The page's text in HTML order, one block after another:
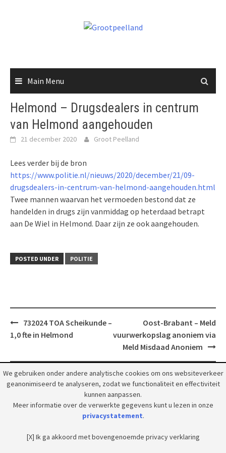
Main Menu
Helmond – Drugsdealers in centrum
van Helmond aangehouden
21 december 2020 Groot Peelland
Lees verder bij de bron
https://www.politie.nl/nieuws/2020/december/21/09-
drugsdealers-in-centrum-van-helmond-aangehouden.html
Twee mannen waarvan het vermoeden bestond dat ze
handelden in drugs zijn vanmiddag op heterdaad betrapt
aan De Wiel in Helmond. Daar zijn ze ook aangehouden.
POSTED UNDER POLITIE
Post
navigation
732024 TOA Scheikunde –
1,0 fte in Helmond
Oost-Brabant – Meld
vuurwerkopslag anoniem via
Meld Misdaad Anoniem
© 2018 Grootpeelland. Alle rechten voorbehouden.
We gebruiken onder andere analytische cookies om ons websiteverkeer
geanonimiseerd te analyseren, zodat we functionaliteit en effectiviteit
kunnen aanpassen.
Meer informatie over de verwerkte gegevens kunt u lezen in onze
privacystatement.
[X] Ik ga akkoord met bovengenoemde privacy verklaring